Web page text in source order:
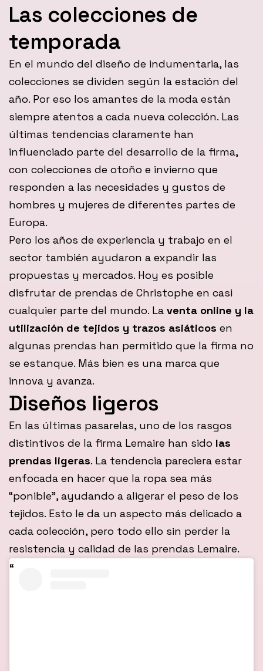
Las colecciones de
temporada
En el mundo del diseño de indumentaria, las
colecciones se dividen según la estación del
año. Por eso los amantes de la moda están
siempre atentos a cada nueva colección. Las
últimas tendencias claramente han
influenciado parte del desarrollo de la firma,
con colecciones de otoño e invierno que
responden a las necesidades y gustos de
hombres y mujeres de diferentes partes de
Europa.
Pero los años de experiencia y trabajo en el
sector también ayudaron a expandir las
propuestas y mercados. Hoy es posible
disfrutar de prendas de Christophe en casi
cualquier parte del mundo. La venta online y la
utilización de tejidos y trazos asiáticos en
algunas prendas han permitido que la firma no
se estanque. Más bien es una marca que
innova y avanza.
Diseños ligeros
En las últimas pasarelas, uno de los rasgos
distintivos de la firma Lemaire han sido las
prendas ligeras. La tendencia pareciera estar
enfocada en hacer que la ropa sea más
“ponible”, ayudando a aligerar el peso de los
tejidos. Esto le da un aspecto más delicado a
cada colección, pero todo ello sin perder la
resistencia y calidad de las prendas Lemaire.